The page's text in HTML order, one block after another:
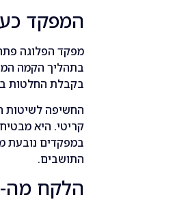
המפקד
מפקד הפלוגה
בתהליך הקמה
בקבלת החלטות
החשיפה לשיטות
קריטי. היא
במפקדים נובעת
התושבים.
הלקח מה-7 באוקטובר: הגנה על הבית